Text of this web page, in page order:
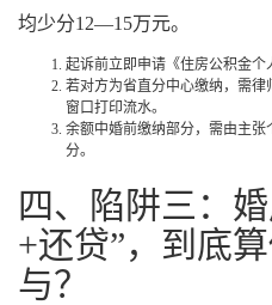
均少分12—15万元。
起诉前立即申请《住房公积金个
若对方为省直分中心缴纳，需
窗口打印流水。
余额中婚前缴纳部分，需由主
分。
四、陷阱三：
+还贷”，到底
与？